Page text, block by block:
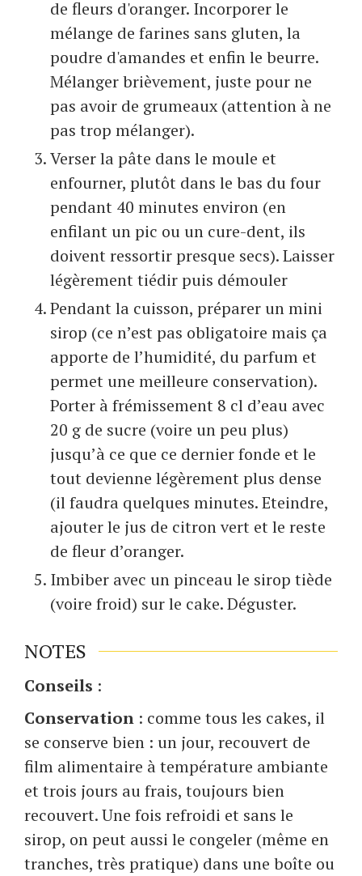
de fleurs d'oranger. Incorporer le
mélange de farines sans gluten, la
poudre d'amandes et enfin le beurre.
Mélanger brièvement, juste pour ne
pas avoir de grumeaux (attention à ne
pas trop mélanger).
Verser la pâte dans le moule et
enfourner, plutôt dans le bas du four
pendant 40 minutes environ (en
enfilant un pic ou un cure-dent, ils
doivent ressortir presque secs). Laisser
légèrement tiédir puis démouler
Pendant la cuisson, préparer un mini
sirop (ce n’est pas obligatoire mais ça
apporte de l’humidité, du parfum et
permet une meilleure conservation).
Porter à frémissement 8 cl d’eau avec
20 g de sucre (voire un peu plus)
jusqu’à ce que ce dernier fonde et le
tout devienne légèrement plus dense
(il faudra quelques minutes. Eteindre,
ajouter le jus de citron vert et le reste
de fleur d’oranger.
Imbiber avec un pinceau le sirop tiède
(voire froid) sur le cake. Déguster.
NOTES
Conseils :
Conservation : comme tous les cakes, il
se conserve bien : un jour, recouvert de
film alimentaire à température ambiante
et trois jours au frais, toujours bien
recouvert. Une fois refroidi et sans le
sirop, on peut aussi le congeler (même en
tranches, très pratique) dans une boîte ou